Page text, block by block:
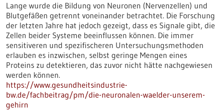
Lange wurde die Bildung von Neuronen (Nervenzellen) und
Blutgefäßen getrennt voneinander betrachtet. Die Forschung
der letzten Jahre hat jedoch gezeigt, dass es Signale gibt, die
Zellen beider Systeme beeinflussen können. Die immer
sensitiveren und spezifischeren Untersuchungsmethoden
erlauben es inzwischen, selbst geringe Mengen eines
Proteins zu detektieren, das zuvor nicht hätte nachgewiesen
werden können.
https://www.gesundheitsindustrie-
bw.de/fachbeitrag/pm/die-neuronalen-waelder-unserem-
gehirn